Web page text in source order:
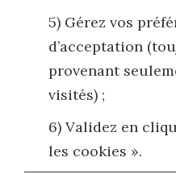
5) Gérez vos
d’acceptation
provenant
visités) ;
6) Validez en
les cookies ».